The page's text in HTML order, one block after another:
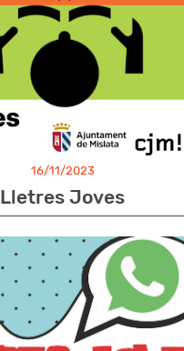
16/11/2023
Lletres Joves